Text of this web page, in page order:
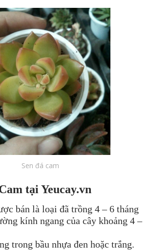
Sen đá cam
tại Yeucay.vn
bán là loại đã trồng 4 – 6 tháng
kính ngang của cây khoảng 4 –
trong bầu nhựa đen hoặc trắng.